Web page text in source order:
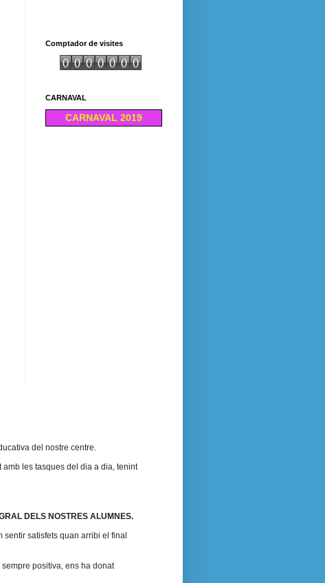
Comptador de visites
CARNAVAL
CARNAVAL 2019
del nostre centre.
les tasques del dia a dia, tenint
DELS NOSTRES ALUMNES.
sentir satisfets quan arribi el final
positiva, ens ha donat